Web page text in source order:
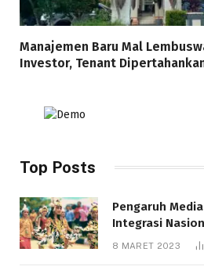
Manajemen Baru Mal
Investor, Tenant
Top Posts
Pengaruh
Integrasi
8 MARET 2023